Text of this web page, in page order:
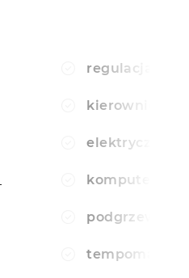
regulacja
kierownica
elektryczne
komputer
podgrzewane
tempomat